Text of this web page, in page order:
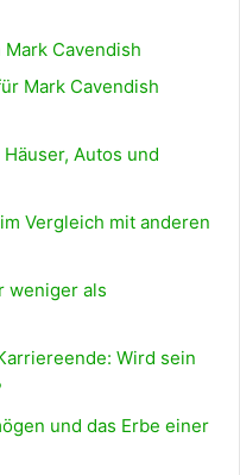
Cavendish
Mark Cavendish
Autos und
Vergleich mit anderen
weniger als
Wird sein
und das Erbe einer